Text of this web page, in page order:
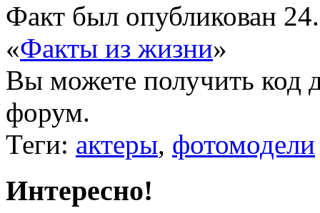
Факт был опубликован
«Факты из жизни»
Вы можете получить код
форум.
Теги: актеры, фотомодели
Интересно!